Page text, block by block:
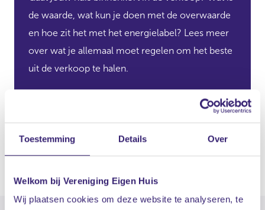
Toestemming Details Over
Welkom bij Vereniging Eigen Huis
Wij plaatsen cookies om deze website te analyseren, te
de waarde, wat kun je doen met de overwaarde
en hoe zit het met het energielabel? Lees meer
over wat je allemaal moet regelen om het beste
uit de verkoop te halen.